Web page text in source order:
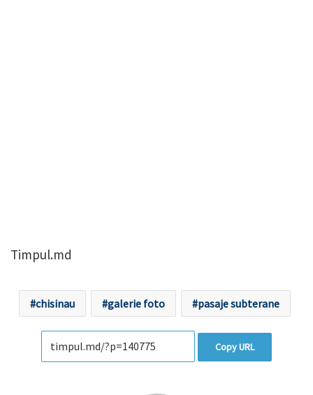
Timpul.md
chisinau galerie foto pasaje subterane
Copy URL